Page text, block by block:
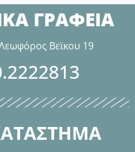
ΓΡΑΦΕΙΑ
Βεϊκου 19